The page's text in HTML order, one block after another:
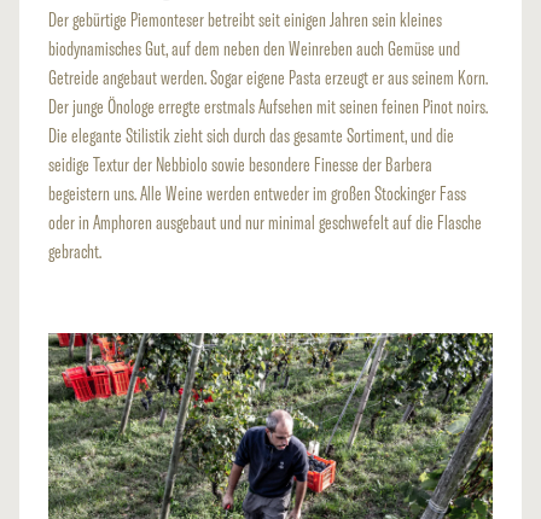
Der gebürtige Piemonteser betreibt seit einigen Jahren sein kleines
biodynamisches Gut, auf dem neben den Weinreben auch Gemüse und
Getreide angebaut werden. Sogar eigene Pasta erzeugt er aus seinem Korn.
Der junge Önologe erregte erstmals Aufsehen mit seinen feinen Pinot noirs.
Die elegante Stilistik zieht sich durch das gesamte Sortiment, und die
seidige Textur der Nebbiolo sowie besondere Finesse der Barbera
begeistern uns. Alle Weine werden entweder im großen Stockinger Fass
oder in Amphoren ausgebaut und nur minimal geschwefelt auf die Flasche
gebracht.